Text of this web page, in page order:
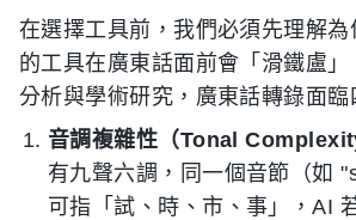
在選擇工具前，我們必須先理解
的工具在廣東話面前會「滑鐵盧
分析與學術研究，廣東話轉錄面臨
音調複雜性（Tonal
有九聲六調，同一個音節（如
可指「試、時、市、事」，AI